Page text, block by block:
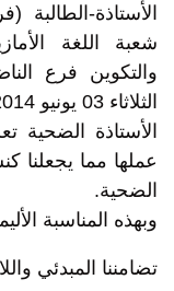
الأستاذة-
شعبة اللغة
والتكوين فرع
الثلاثاء 03 يونيو 2014 من جانب جان من ذوي السوابق.
الأستاذة
عملها مما يجعلنا
الضحية.
وبهذه المناسبة
تضامننا المبدئي